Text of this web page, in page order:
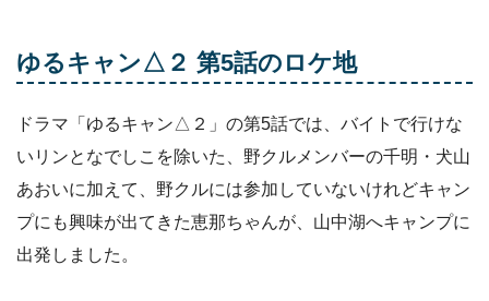
ゆるキャン△２ 第5話のロケ地
ドラマ「ゆるキャン△２」の第5話では、バイトで行けな
いリンとなでしこを除いた、野クルメンバーの千明・犬山
あおいに加えて、野クルには参加していないけれどキャン
プにも興味が出てきた恵那ちゃんが、山中湖へキャンプに
出発しました。